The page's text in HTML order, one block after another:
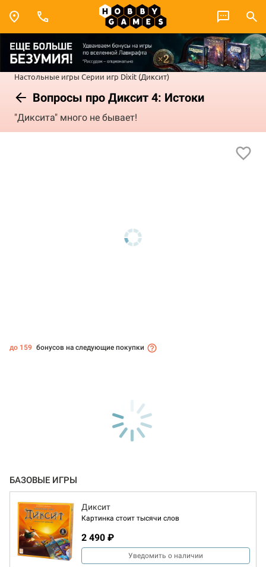
Настольные игры Серии игр Dixit (Диксит)
Вопросы про Диксит 4: Истоки
"Диксита" много не бывает!
до 159 бонусов на следующие покупки
БАЗОВЫЕ ИГРЫ
Диксит
Картинка стоит тысячи слов
2 490 ₽
Уведомить о наличии